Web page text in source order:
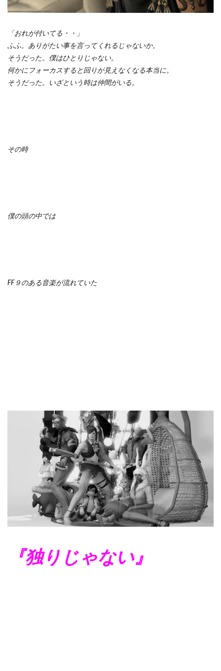
「おれが付いてる・・」
ふふ。ありがたい事を言ってくれるじゃないか。
そうだった。僕はひとりじゃない。
何かにフォーカスすると回りが見えなくなる本当に。
そうだった。いざという時は仲間がいる。
その時
僕の頭の中では
FF９のある音楽が流れていた
『独りじゃない』